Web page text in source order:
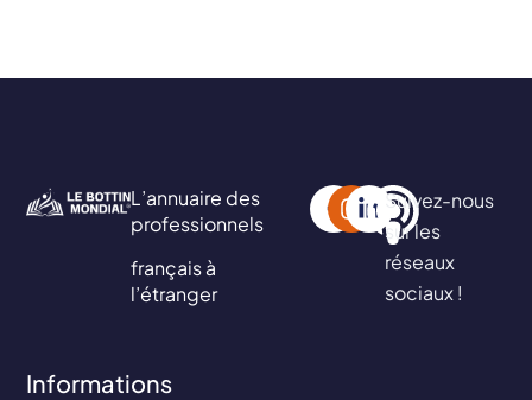
L’annuaire des
professionnels
français à
l’étranger
Suivez-nous
sur les
réseaux
sociaux !
Informations